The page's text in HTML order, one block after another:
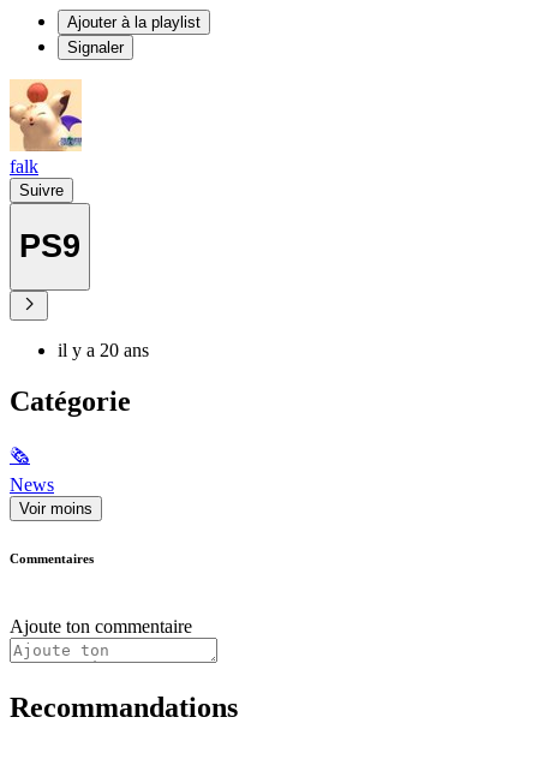
Ajouter à la playlist
Signaler
falk
Suivre
PS9
il y a 20 ans
Catégorie
🗞
News
Voir moins
Commentaires
Ajoute ton commentaire
Recommandations